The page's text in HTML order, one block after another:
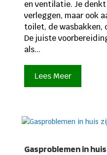
en ventilatie. Je
verleggen, maar ook
toilet, de wasbakken,
De juiste
als...
Lees Meer
Gasproblemen in